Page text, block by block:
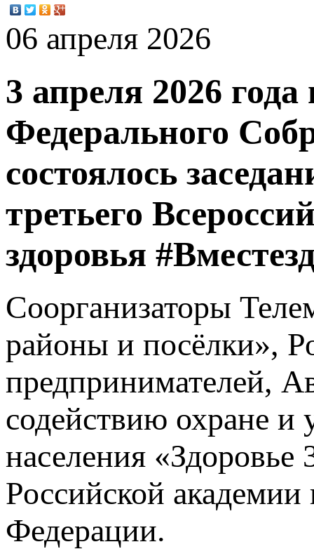
06 апреля 2026
3 апреля 2026
Федерального
состоялось
третьего
здоровья
Соорганизаторы
районы и посёлки»,
предпринимателей,
содействию охране и
населения
Российской
Федерации.